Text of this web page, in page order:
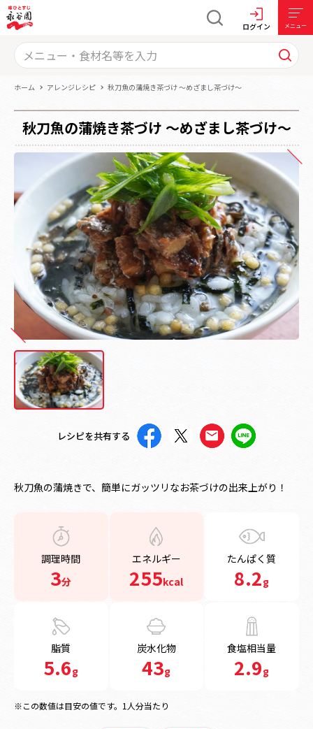
ログイン メニュー
ホーム アレンジレシピ 秋刀魚の蒲焼き茶づけ ～めざまし茶づけ～
秋刀魚の蒲焼き茶づけ ～めざまし茶づけ～
レシピを共有する
秋刀魚の蒲焼きで、簡単にガッツリなお茶づけの出来上がり！
調理時間
3分
エネルギー
255kcal
たんぱく質
8.2g
脂質
5.6g
炭水化物
43g
食塩相当量
2.9g
※この数値は目安の値です。1人分当たり